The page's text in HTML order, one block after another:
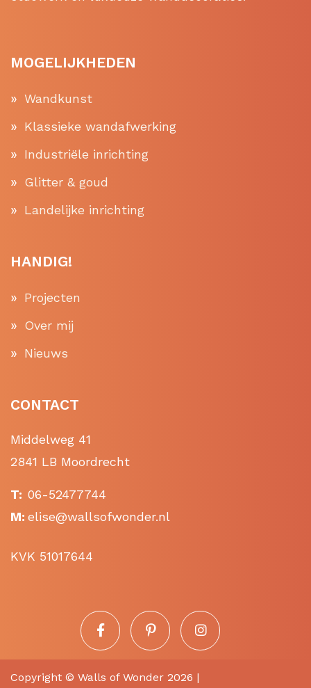
MOGELIJKHEDEN
Wandkunst
Klassieke wandafwerking
Industriële inrichting
Glitter & goud
Landelijke inrichting
HANDIG!
Projecten
Over mij
Nieuws
CONTACT
Middelweg 41
2841 LB Moordrecht
T: 06-52477744
M: elise@wallsofwonder.nl
KVK 51017644
Copyright © Walls of Wonder 2026 |